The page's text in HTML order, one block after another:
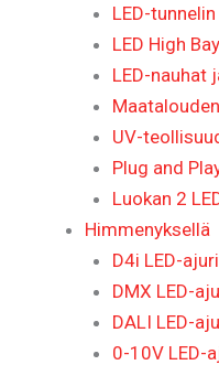
LED-
LED High
LED-nauhat
UV-
Plug and
Luokan 2
Himmenyksellä
D4i LED-
DMX LED-
DALI LED-
0-10V LED-